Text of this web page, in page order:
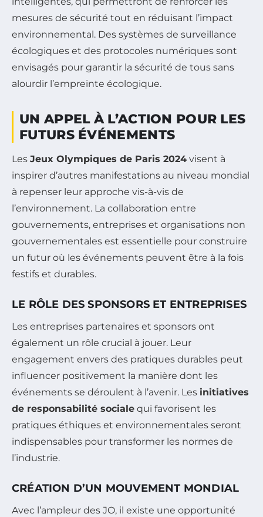
mesures de sécurité tout en réduisant l’impact
environnemental. Des systèmes de surveillance
écologiques et des protocoles numériques sont
envisagés pour garantir la sécurité de tous sans
alourdir l’empreinte écologique.
UN APPEL À L’ACTION POUR LES
FUTURS ÉVÉNEMENTS
Les Jeux Olympiques de Paris 2024 visent à
inspirer d’autres manifestations au niveau mondial
à repenser leur approche vis-à-vis de
l’environnement. La collaboration entre
gouvernements, entreprises et organisations non
gouvernementales est essentielle pour construire
un futur où les événements peuvent être à la fois
festifs et durables.
LE RÔLE DES SPONSORS ET ENTREPRISES
Les entreprises partenaires et sponsors ont
également un rôle crucial à jouer. Leur
engagement envers des pratiques durables peut
influencer positivement la manière dont les
événements se déroulent à l’avenir. Les initiatives
de responsabilité sociale qui favorisent les
pratiques éthiques et environnementales seront
indispensables pour transformer les normes de
l’industrie.
CRÉATION D’UN MOUVEMENT MONDIAL
Avec l’ampleur des JO, il existe une opportunité